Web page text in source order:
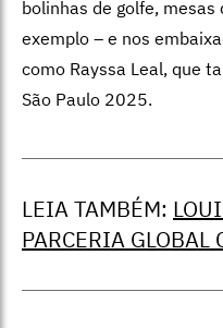
bolinhas de golfe,
exemplo – e nos
como Rayssa Leal, que
São Paulo 2025.
LEIA TAMBÉM:
PARCERIA GLOBAL